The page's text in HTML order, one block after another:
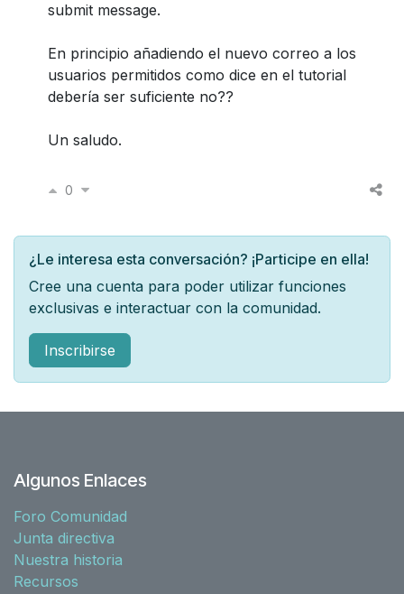
submit message.
En principio añadiendo el nuevo correo a los
usuarios permitidos como dice en el tutorial
debería ser suficiente no??
Un saludo.
0
¿Le interesa esta conversación? ¡Participe en ella!
Cree una cuenta para poder utilizar funciones
exclusivas e interactuar con la comunidad.
Inscribirse
Algunos Enlaces
Foro Comunidad
Junta directiva
Nuestra historia
Recursos